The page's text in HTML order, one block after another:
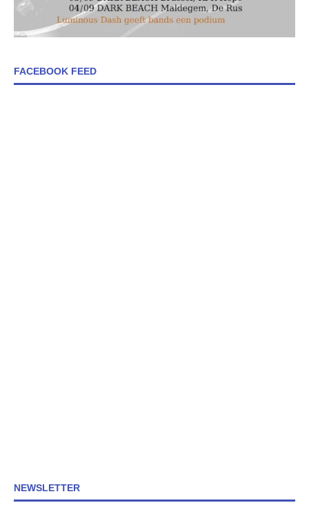
FACEBOOK FEED
NEWSLETTER